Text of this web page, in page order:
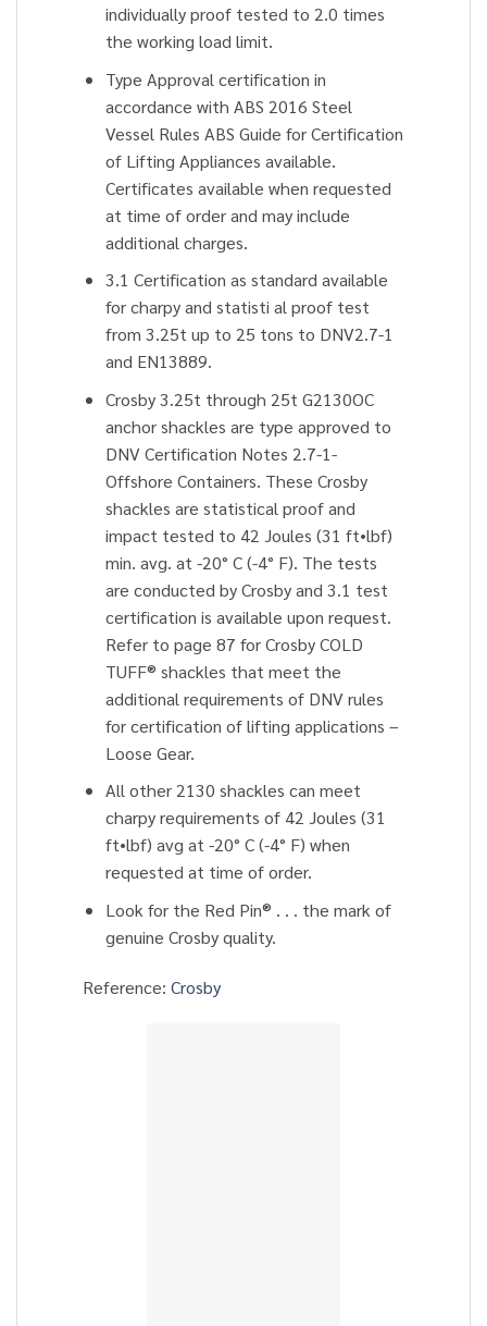
individually proof tested to 2.0 times
the working load limit.
Type Approval certification in
accordance with ABS 2016 Steel
Vessel Rules ABS Guide for Certification
of Lifting Appliances available.
Certificates available when requested
at time of order and may include
additional charges.
3.1 Certification as standard available
for charpy and statisti al proof test
from 3.25t up to 25 tons to DNV2.7-1
and EN13889.
Crosby 3.25t through 25t G2130OC
anchor shackles are type approved to
DNV Certification Notes 2.7-1-
Offshore Containers. These Crosby
shackles are statistical proof and
impact tested to 42 Joules (31 ft•lbf)
min. avg. at -20° C (-4° F). The tests
are conducted by Crosby and 3.1 test
certification is available upon request.
Refer to page 87 for Crosby COLD
TUFF® shackles that meet the
additional requirements of DNV rules
for certification of lifting applications –
Loose Gear.
All other 2130 shackles can meet
charpy requirements of 42 Joules (31
ft•lbf) avg at -20° C (-4° F) when
requested at time of order.
Look for the Red Pin® . . . the mark of
genuine Crosby quality.
Reference: Crosby